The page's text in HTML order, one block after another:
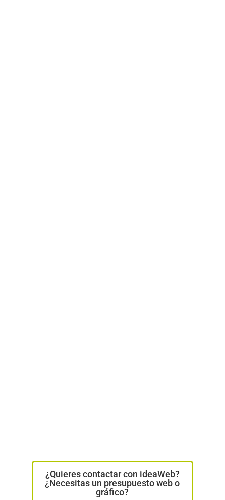
¿Quieres contactar con ideaWeb?
¿Necesitas un presupuesto web o
gráfico?